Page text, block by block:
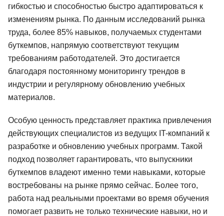
гибкостью и способностью быстро адаптироваться к
изменениям рынка. По данным исследований рынка
труда, более 85% навыков, получаемых студентами
буткемпов, напрямую соответствуют текущим
требованиям работодателей. Это достигается
благодаря постоянному мониторингу трендов в
индустрии и регулярному обновлению учебных
материалов.
Особую ценность представляет практика привлечения
действующих специалистов из ведущих IT-компаний к
разработке и обновлению учебных программ. Такой
подход позволяет гарантировать, что выпускники
буткемпов владеют именно теми навыками, которые
востребованы на рынке прямо сейчас. Более того,
работа над реальными проектами во время обучения
помогает развить не только технические навыки, но и